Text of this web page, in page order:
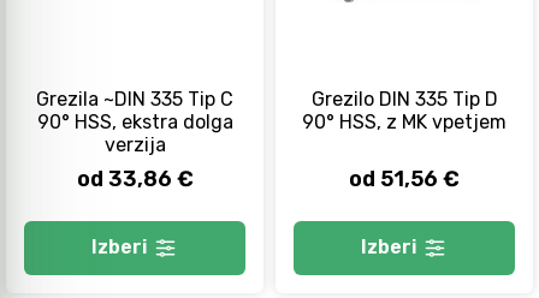
Grezila ~DIN 335 Tip C
90° HSS, ekstra dolga
verzija
od 33,86 €
Izberi
Grezilo DIN 335 Tip D
90° HSS, z MK vpetjem
od 51,56 €
Izberi